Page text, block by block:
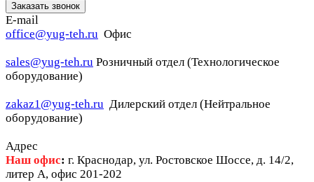
Заказать звонок
E-mail
office@yug-teh.ru Офис
sales@yug-teh.ru Розничный отдел (Технологическое
оборудование)
zakaz1@yug-teh.ru Дилерский отдел (Нейтральное
оборудование)
Адрес
Наш офис: г. Краснодар, ул. Ростовское Шоссе, д. 14/2,
литер А, офис 201-202